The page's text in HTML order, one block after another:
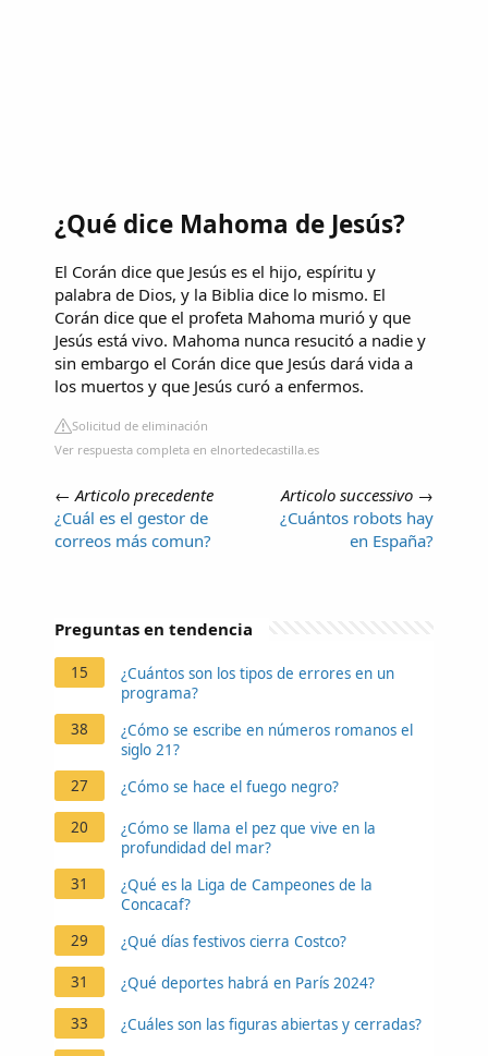
¿Qué dice Mahoma de Jesús?
El Corán dice que Jesús es el hijo, espíritu y
palabra de Dios, y la Biblia dice lo mismo. El
Corán dice que el profeta Mahoma murió y que
Jesús está vivo. Mahoma nunca resucitó a nadie y
sin embargo el Corán dice que Jesús dará vida a
los muertos y que Jesús curó a enfermos.
Solicitud de eliminación
Ver respuesta completa en elnortedecastilla.es
←Articolo precedente
¿Cuál es el gestor de
correos más comun?
Articolo successivo →
¿Cuántos robots hay
en España?
Preguntas en tendencia
15
¿Cuántos son los tipos de errores en un
programa?
38
¿Cómo se escribe en números romanos el
siglo 21?
27
¿Cómo se hace el fuego negro?
20
¿Cómo se llama el pez que vive en la
profundidad del mar?
31
¿Qué es la Liga de Campeones de la
Concacaf?
29
¿Qué días festivos cierra Costco?
31 ¿Qué deportes habrá en París 2024?
33 ¿Cuáles son las figuras abiertas y cerradas?